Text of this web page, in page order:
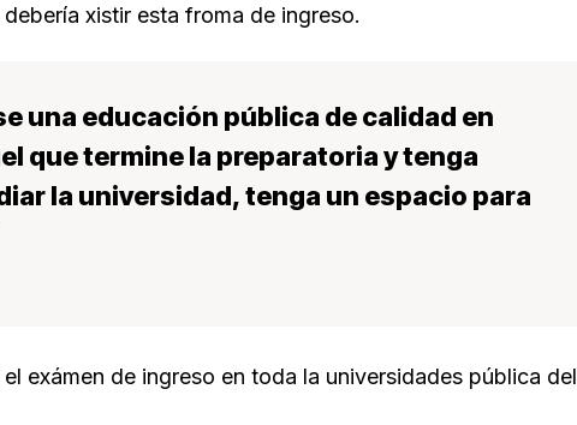
xistir esta froma de ingreso.
una educación pública de calidad en
que termine la preparatoria y tenga
la universidad, tenga un espacio para
exámen de ingreso en toda la universidades pública del